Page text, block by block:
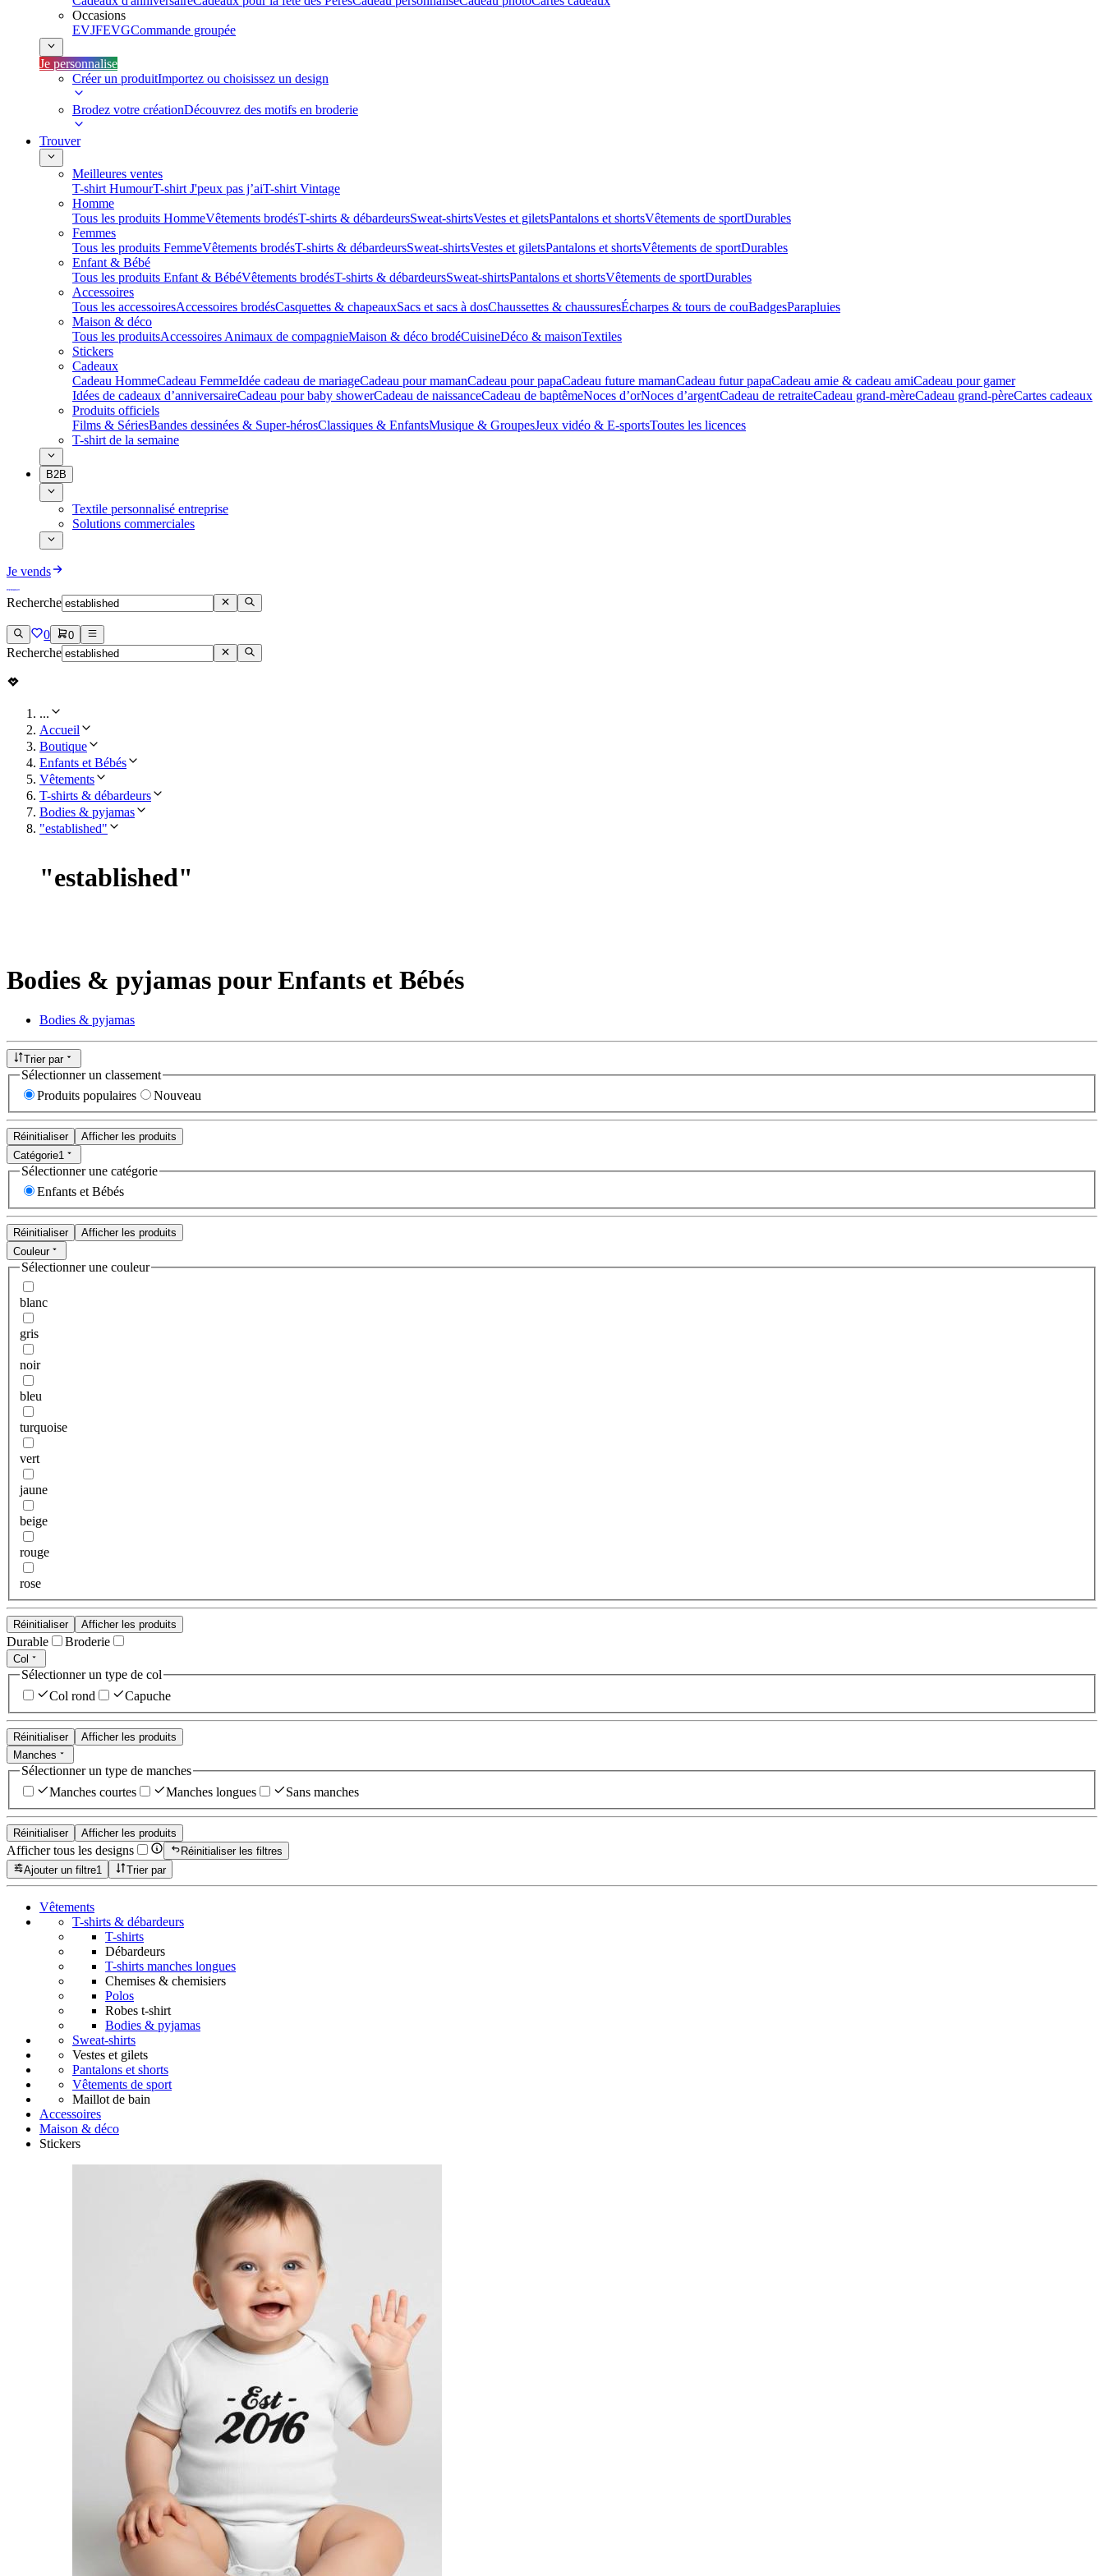
Occasions
EVJFEVGCommande groupée
Je personnalise
Créer un produitImportez ou choisissez un design
Brodez votre créationDécouvrez des motifs en broderie
Trouver
Meilleures ventes
T-shirt HumourT-shirt J'peux pas j’aiT-shirt Vintage
Homme
Tous les produits HommeVêtements brodésT-shirts & débardeursSweat-shirtsVestes et giletsPantalons et shortsVêtements de sportDurables
Femmes
Tous les produits FemmeVêtements brodésT-shirts & débardeursSweat-shirtsVestes et giletsPantalons et shortsVêtements de sportDurables
Enfant & Bébé
Tous les produits Enfant & BébéVêtements brodésT-shirts & débardeursSweat-shirtsPantalons et shortsVêtements de sportDurables
Accessoires
Tous les accessoiresAccessoires brodésCasquettes & chapeauxSacs et sacs à dosChaussettes & chaussuresÉcharpes & tours de couBadgesParapluies
Maison & déco
Tous les produitsAccessoires Animaux de compagnieMaison & déco brodéCuisineDéco & maisonTextiles
Stickers
Cadeaux
Cadeau HommeCadeau FemmeIdée cadeau de mariage​Cadeau pour mamanCadeau pour papaCadeau future mamanCadeau futur papaCadeau amie & cadeau amiCadeau pour gamer
Idées de cadeaux d’anniversaireCadeau pour baby showerCadeau de naissanceCadeau de baptêmeNoces d’orNoces d’argentCadeau de retraiteCadeau grand-mèreCadeau grand-pèreCartes cadeaux
Produits officiels
Films & SériesBandes dessinées & Super-hérosClassiques & EnfantsMusique & GroupesJeux vidéo & E-sportsToutes les licences
T-shirt de la semaine
B2B
Textile personnalisé entreprise
Solutions commerciales
Je vends
Recherche
0 0
Recherche
...
Accueil
Boutique
Enfants et Bébés
Vêtements
T-shirts & débardeurs
Bodies & pyjamas
"established"
"established"
Bodies & pyjamas pour Enfants et Bébés
Bodies & pyjamas
Trier par
Sélectionner un classement
Produits populaires
Nouveau
Réinitialiser
Afficher les produits
Catégorie1
Sélectionner une catégorie
Enfants et Bébés
Réinitialiser
Afficher les produits
Couleur
Sélectionner une couleur
blanc
gris
noir
bleu
turquoise
vert
jaune
beige
rouge
rose
Réinitialiser Afficher les produits
Durable Broderie
Col
Sélectionner un type de col
Col rond
Capuche
Réinitialiser
Afficher les produits
Manches
Sélectionner un type de manches
Manches courtes
Manches longues Sans manches
Réinitialiser Afficher les produits
Afficher tous les designs
Réinitialiser les filtres
Ajouter un filtre1 Trier par
Vêtements
T-shirts & débardeurs
T-shirts
Débardeurs
T-shirts manches longues
Chemises & chemisiers
Polos
Robes t-shirt
Bodies & pyjamas
Sweat-shirts
Vestes et gilets
Pantalons et shorts
Vêtements de sport
Maillot de bain
Accessoires
Maison & déco
Stickers